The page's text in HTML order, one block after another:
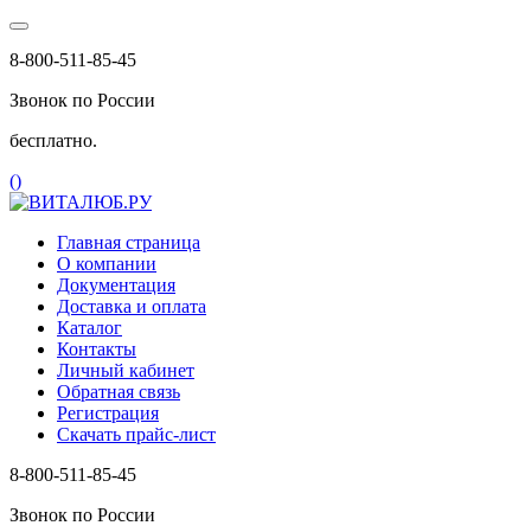
8-800-511-85-45
Звонок по России
бесплатно.
()
Главная страница
О компании
Документация
Доставка и оплата
Каталог
Контакты
Личный кабинет
Обратная связь
Регистрация
Скачать прайс-лист
8-800-511-85-45
Звонок по России